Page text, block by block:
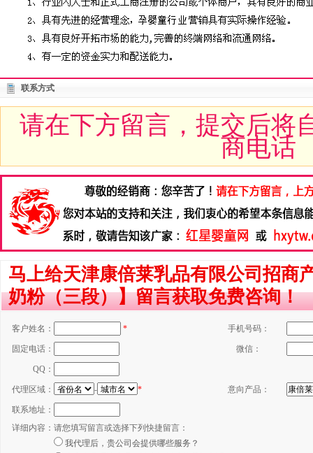
联系方式
请在下方留言，提交后将
商电话
马上给天津康倍莱乳品有限公司招商
奶粉（三段）】留言获取免费咨询！
客户姓名： * 手机号码：
固定电话： 微信：
QQ：
代理区域： - * 意向产品：
联系地址：
详细内容： 请您填写留言或选择下列快捷留言：
我代理后，贵公司会提供哪些服务？